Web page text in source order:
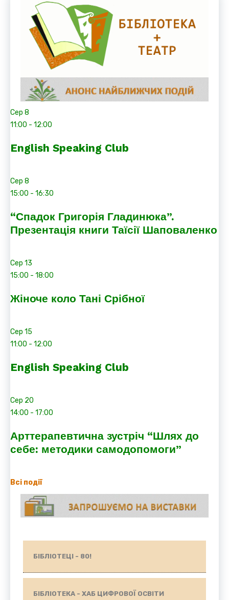
Сер 8
11:00 - 12:00
English Speaking Club
Сер 8
15:00 - 16:30
“Спадок Григорія Гладинюка”.
Презентація книги Таїсії Шаповаленко
Сер 13
15:00 - 18:00
Жіноче коло Тані Срібної
Сер 15
11:00 - 12:00
English Speaking Club
Сер 20
14:00 - 17:00
Арттерапевтична зустріч “Шлях до
себе: методики самодопомоги”
Всі події
БІБЛІОТЕЦІ - 80!
БІБЛІОТЕКА - ХАБ ЦИФРОВОЇ ОСВІТИ